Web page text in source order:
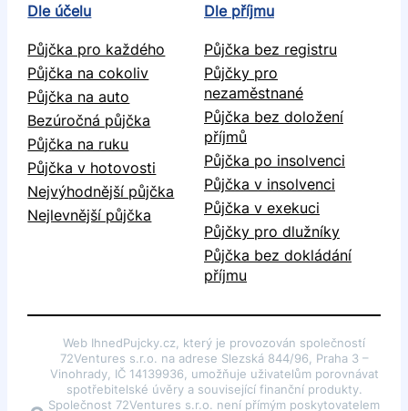
Dle účelu
Půjčka pro každého
Půjčka na cokoliv
Půjčka na auto
Bezúročná půjčka
Půjčka na ruku
Půjčka v hotovosti
Nejvýhodnější půjčka
Nejlevnější půjčka
Dle příjmu
Půjčka bez registru
Půjčky pro
nezaměstnané
Půjčka bez doložení
příjmů
Půjčka po insolvenci
Půjčka v insolvenci
Půjčka v exekuci
Půjčky pro dlužníky
Půjčka bez dokládání
příjmu
Web IhnedPujcky.cz, který je provozován společností
72Ventures s.r.o. na adrese Slezská 844/96, Praha 3 –
Vinohrady, IČ 14139936, umožňuje uživatelům porovnávat
spotřebitelské úvěry a související finanční produkty.
Společnost 72Ventures s.r.o. není přímým poskytovatelem